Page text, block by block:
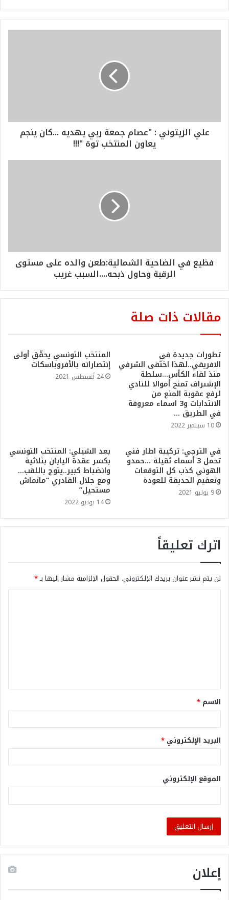
علي الزيتوني : "عصام جمعة ربي يهديه ...كان ينجم
يعاون المنتخب توة "!!!
فظيع في الضاحية الشمالية:طعن والده على مستوى
الرقبة وحاول ذبحه....السبب غريب
مقالات ذات صلة
تطورات جديدة في
الافريقي..لهذا اختفى الشرفي
منذ لقاء الكأس…سلطة
الإشىراف تمنح أموالا للنادي
لرفع عقوبة المنع من
الانتدابات و3 اسماء معروفة
في الطريق …
10 سبتمبر 2022
المنتخب التونسي يحقّق أولى
إنتصاراته بالأفروباسكات
24 أغسطس 2021
في الترجي: تركيبة اطار فني
تحمل 3 أسماء ثقيلة …حمدو
الهوني كذب كل التوقعات
وتعقيم الحديقة للعودة
9 يوليو 2021
بعد الشيلي: المنتخب التونسي
بكسر عقدة اليابان بثلاثية
وانضباط كبير..يتوج باللقب…
ومع جلال القادري “ماثماش
مستحيل”
14 يونيو 2022
اترك تعليقاً
لن يتم نشر عنوان بريدك الإلكتروني. الحقول الإلزامية مشار إليها بـ*
الاسم *
البريد الإلكتروني *
الموقع الإلكتروني
إعلان